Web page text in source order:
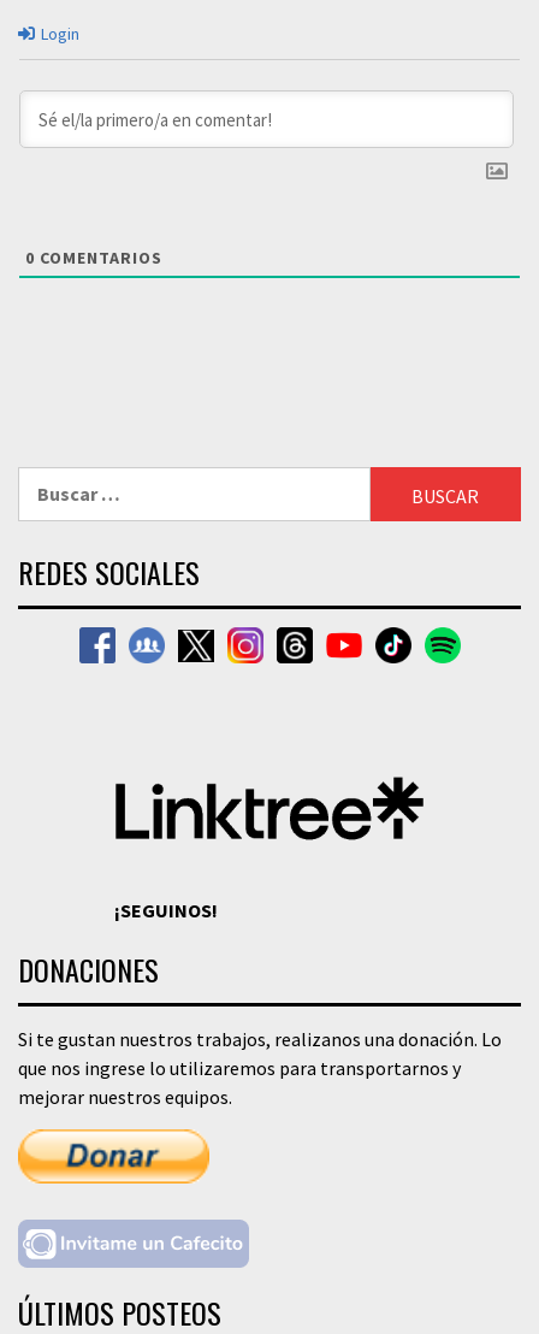
Login
0 COMENTARIOS
REDES SOCIALES
¡SEGUINOS!
DONACIONES
Si te gustan nuestros trabajos, realizanos una donación. Lo
que nos ingrese lo utilizaremos para transportarnos y
mejorar nuestros equipos.
ÚLTIMOS POSTEOS